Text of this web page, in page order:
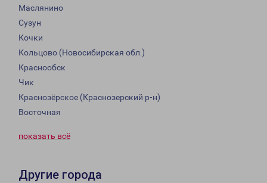
Маслянино
Сузун
Кочки
Кольцово (Новосибирская обл.)
Краснообск
Чик
Краснозёрское (Краснозерский р-н)
Восточная
показать всё
Другие города